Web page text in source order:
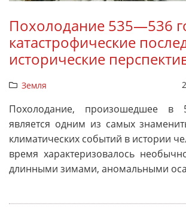
Похолодание 535—536
катастрофические
исторические
Земля
Похолодание, произошедшее в
является одним из самых
климатических событий в истории
время характеризовалось
длинными зимами, аномальными